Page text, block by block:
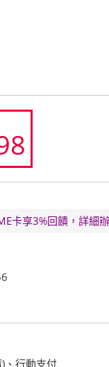
卡享3%回饋，詳細
、行動支付